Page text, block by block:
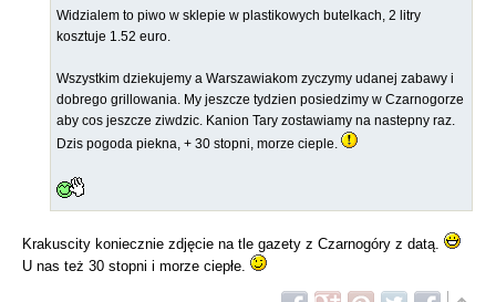
Widzialem to piwo w sklepie w plastikowych butelkach, 2 litry
kosztuje 1.52 euro.
Wszystkim dziekujemy a Warszawiakom zyczymy udanej zabawy i
dobrego grillowania. My jeszcze tydzien posiedzimy w Czarnogorze
aby cos jeszcze ziwdzic. Kanion Tary zostawiamy na nastepny raz.
Dzis pogoda piekna, + 30 stopni, morze cieple.
Krakuscity koniecznie zdjęcie na tle gazety z Czarnogóry z datą.
U nas też 30 stopni i morze ciepłe.